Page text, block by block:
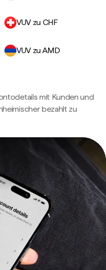
VUV zu CHF
VUV zu AMD
mit Kunden und
bezahlt zu